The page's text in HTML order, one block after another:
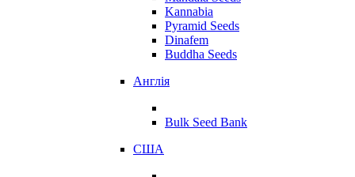
Kannabia
Pyramid Seeds
Dinafem
Buddha Seeds
Англія
Bulk Seed Bank
США